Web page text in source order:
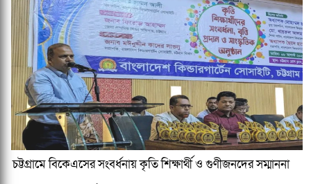
চট্টগ্রামে বিকেএসের সংবর্ধনায় কৃতি শিক্ষার্থী ও গুণীজনদের সম্মাননা